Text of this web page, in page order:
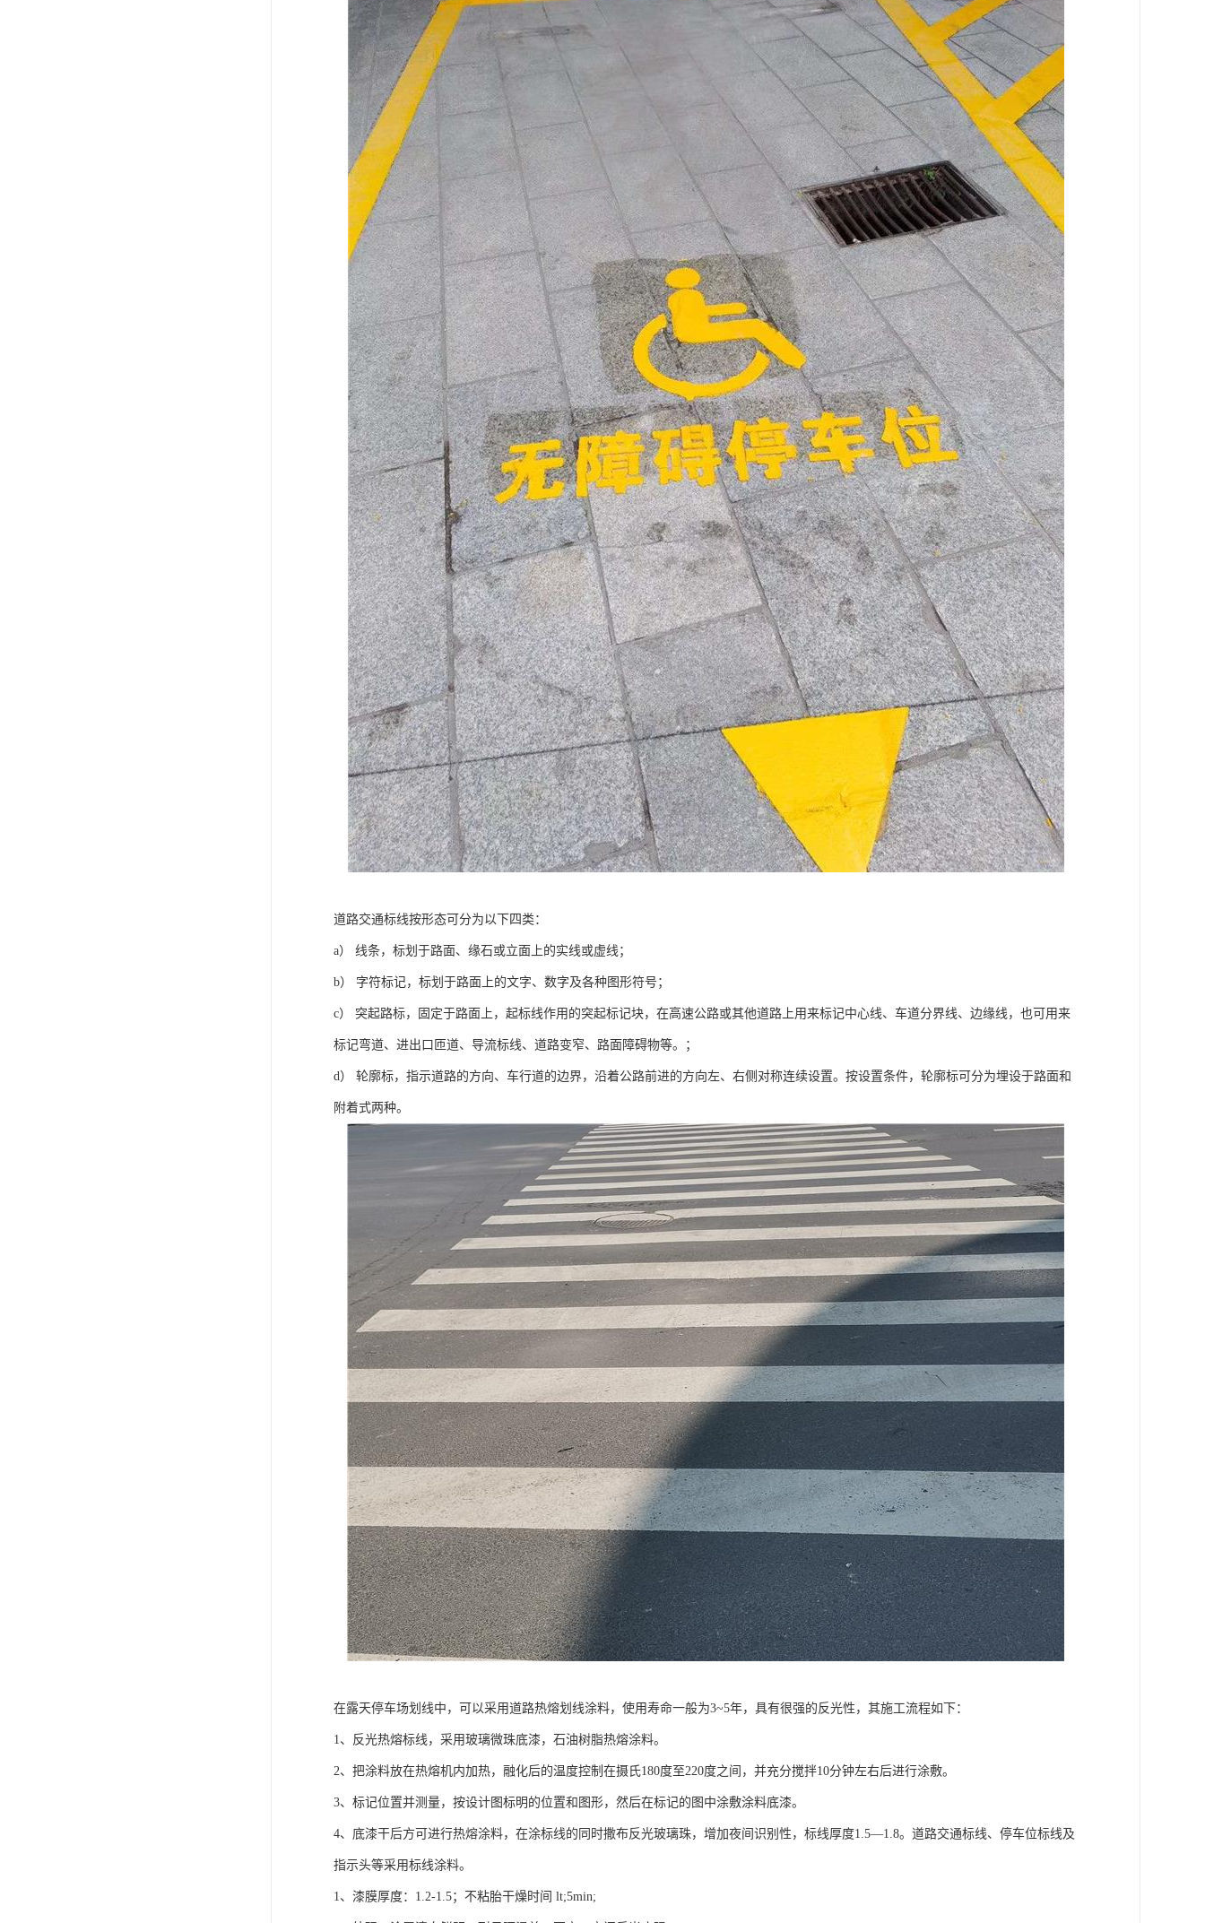
道路交通标线按形态可分为以下四类：
a） 线条，标划于路面、缘石或立面上的实线或虚线；
b） 字符标记，标划于路面上的文字、数字及各种图形符号；
c） 突起路标，固定于路面上，起标线作用的突起标记块，在高速公路或其他道路上用来标记中心线、车道分界线、边缘线，也可用来
标记弯道、进出口匝道、导流标线、道路变窄、路面障碍物等。；
d） 轮廓标，指示道路的方向、车行道的边界，沿着公路前进的方向左、右侧对称连续设置。按设置条件，轮廓标可分为埋设于路面和
附着式两种。
在露天停车场划线中，可以采用道路热熔划线涂料，使用寿命一般为3~5年，具有很强的反光性，其施工流程如下：
1、反光热熔标线，采用玻璃微珠底漆，石油树脂热熔涂料。
2、把涂料放在热熔机内加热，融化后的温度控制在摄氏180度至220度之间，并充分搅拌10分钟左右后进行涂敷。
3、标记位置并测量，按设计图标明的位置和图形，然后在标记的图中涂敷涂料底漆。
4、底漆干后方可进行热熔涂料，在涂标线的同时撒布反光玻璃珠，增加夜间识别性，标线厚度1.5—1.8。道路交通标线、停车位标线及
指示头等采用标线涂料。
1、漆膜厚度：1.2-1.5；不粘胎干燥时间 lt;5min;